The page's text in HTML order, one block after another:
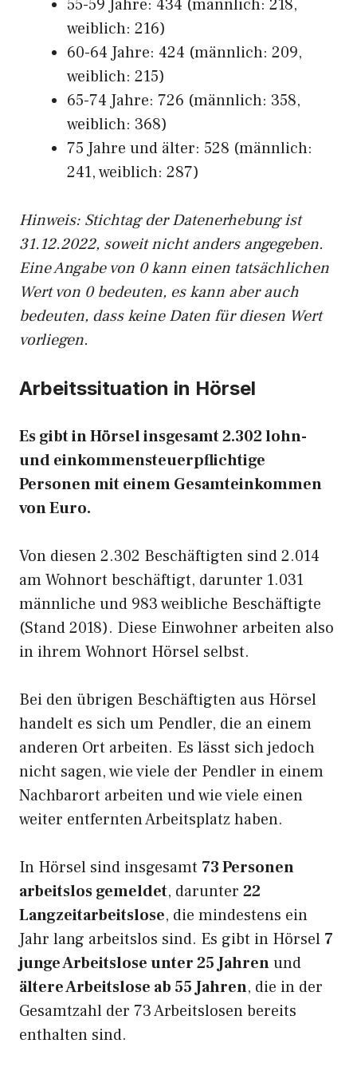
55-59 Jahre: 434 (männlich: 218,
weiblich: 216)
60-64 Jahre: 424 (männlich: 209,
weiblich: 215)
65-74 Jahre: 726 (männlich: 358,
weiblich: 368)
75 Jahre und älter: 528 (männlich:
241, weiblich: 287)
Hinweis: Stichtag der Datenerhebung ist
31.12.2022, soweit nicht anders angegeben.
Eine Angabe von 0 kann einen tatsächlichen
Wert von 0 bedeuten, es kann aber auch
bedeuten, dass keine Daten für diesen Wert
vorliegen.
Arbeitssituation in Hörsel
Es gibt in Hörsel insgesamt 2.302 lohn-
und einkommensteuerpflichtige
Personen mit einem Gesamteinkommen
von Euro.
Von diesen 2.302 Beschäftigten sind 2.014
am Wohnort beschäftigt, darunter 1.031
männliche und 983 weibliche Beschäftigte
(Stand 2018). Diese Einwohner arbeiten also
in ihrem Wohnort Hörsel selbst.
Bei den übrigen Beschäftigten aus Hörsel
handelt es sich um Pendler, die an einem
anderen Ort arbeiten. Es lässt sich jedoch
nicht sagen, wie viele der Pendler in einem
Nachbarort arbeiten und wie viele einen
weiter entfernten Arbeitsplatz haben.
In Hörsel sind insgesamt 73 Personen
arbeitslos gemeldet, darunter 22
Langzeitarbeitslose, die mindestens ein
Jahr lang arbeitslos sind. Es gibt in Hörsel 7
junge Arbeitslose unter 25 Jahrenund
ältere Arbeitslose ab 55 Jahren, die in der
Gesamtzahl der 73 Arbeitslosen bereits
enthalten sind.